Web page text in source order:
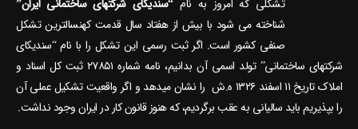
شناخته می‎ شود با بیش از هفتاد سال قدمت کهنسال‎ترین تشکل
صنفی کشور است. اگر ثبت رسمی این تشکل را با نام “سندیکای
شرکتهای ساختمانی” تولد اسمی آن بدانیم، نامه شماره ۲۷۸۵۱ ثبت کل اسناد و
املاک تاریخ ۱۱ اسفند ۱۳۲۶ ه.ش را نشان می‎دهد و اگر واقعیت تشکیل عملی آن
را بپذیریم باید سالیانی به عقب برگردیم، که هنوز قانون کار در ایران وجود نداشت.